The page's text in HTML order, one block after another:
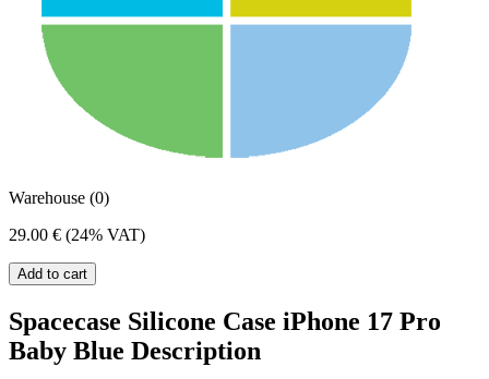
Warehouse (0)
29.00 € (24% VAT)
Add to cart
Spacecase Silicone Case iPhone 17 Pro
Baby Blue Description